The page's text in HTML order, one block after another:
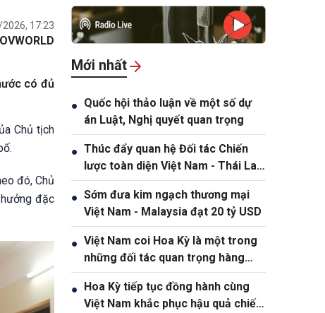
17:23
có đủ
Chủ tịch
đó, Chủ
đặc
Mới nhất
● Quốc hội thảo luận về một số dự
án Luật, Nghị quyết quan trọng
● Thúc đẩy quan hệ Đối tác Chiến
lược toàn diện Việt Nam - Thái Lan
ngày càng thực chất và hiệu quả
● Sớm đưa kim ngạch thương mại
Việt Nam - Malaysia đạt 20 tỷ USD
● Việt Nam coi Hoa Kỳ là một trong
những đối tác quan trọng hàng
đầu
● Hoa Kỳ tiếp tục đồng hành cùng
Việt Nam khắc phục hậu quả chiến